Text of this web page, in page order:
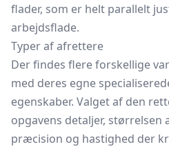
flader, som er helt parallelt
arbejdsflade.
Typer af afrettere
Der findes flere forskellige
med deres egne
egenskaber. Valget af den
opgavens detaljer, størrelsen
præcision og hastighed der